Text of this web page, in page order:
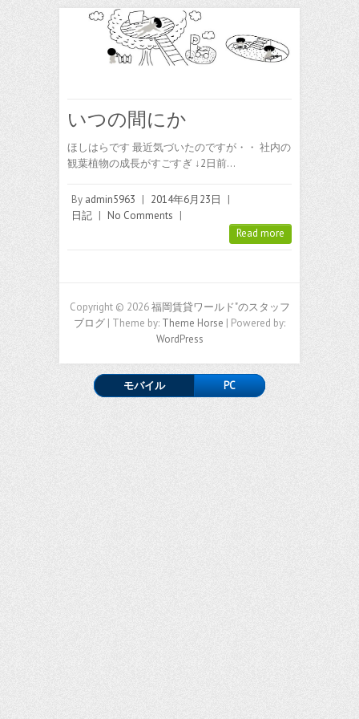
いつの間にか
ほしはらです 最近気づいたのですが・・ 社内の
観葉植物の成長がすごすぎ ↓2日前…
By admin5963 | 2014年6月23日
|
日記 | No Comments |
Read more
Copyright © 2026福岡賃貸ワールド"のスタッフ
ブログ | Theme by: Theme Horse | Powered by:
WordPress
モバイル PC